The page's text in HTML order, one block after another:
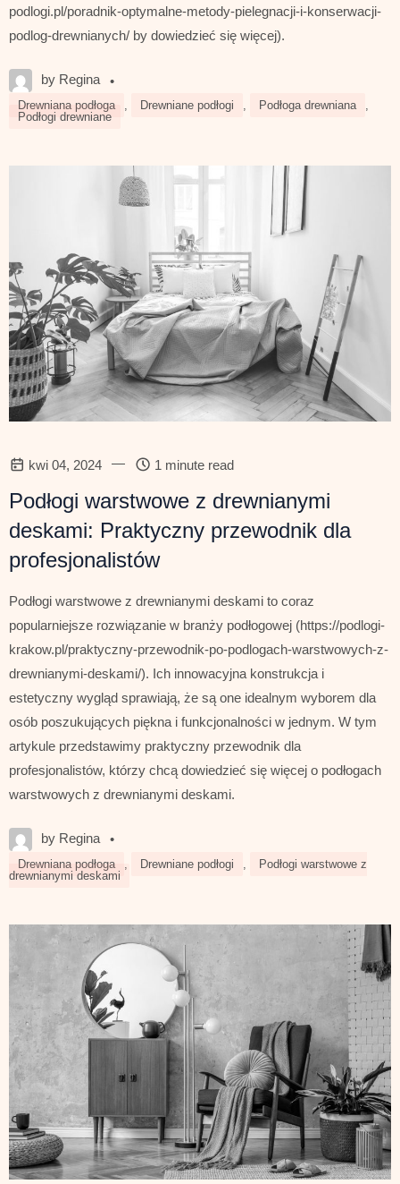
podlogi.pl/poradnik-optymalne-metody-pielegnacji-i-konserwacji-
podlog-drewnianych/ by dowiedzieć się więcej).
by Regina •
Drewniana podłoga , Drewniane podłogi , Podłoga drewniana
,
Podłogi drewniane
kwi 04, 2024 — 1 minute read
Podłogi warstwowe z drewnianymi
deskami: Praktyczny przewodnik dla
profesjonalistów
Podłogi warstwowe z drewnianymi deskami to coraz
popularniejsze rozwiązanie w branży podłogowej (https://podlogi-
krakow.pl/praktyczny-przewodnik-po-podlogach-warstwowych-z-
drewnianymi-deskami/). Ich innowacyjna konstrukcja i
estetyczny wygląd sprawiają, że są one idealnym wyborem dla
osób poszukujących piękna i funkcjonalności w jednym. W tym
artykule przedstawimy praktyczny przewodnik dla
profesjonalistów, którzy chcą dowiedzieć się więcej o podłogach
warstwowych z drewnianymi deskami.
by Regina •
Drewniana podłoga Drewniane podłogi
Podłogi warstwowe z
drewnianymi deskami